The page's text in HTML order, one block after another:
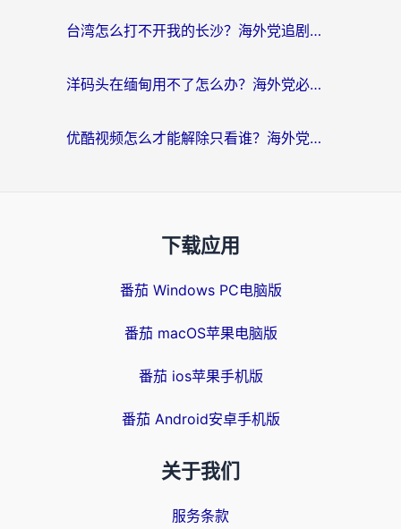
台湾怎么打不开我的长沙？海外党追剧看片、用环球时报不卡的实用指南
洋码头在缅甸用不了怎么办？海外党必备回国加速指南，解决追剧购物生活服务难题
优酷视频怎么才能解除只看谁？海外党亲测有效的追剧自由指南
下载应用
番茄 Windows PC电脑版
番茄 macOS苹果电脑版
番茄 ios苹果手机版
番茄 Android安卓手机版
关于我们
服务条款